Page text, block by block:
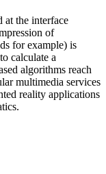
at the interface
of
for example) is
calculate a
algorithms reach
multimedia services
reality applications